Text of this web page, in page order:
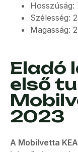
Hosszúság:
Szélesség:
Magasság:
Eladó
első
2023
A Mobilvetta